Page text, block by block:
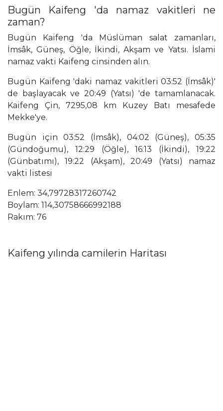
Bugün Kaifeng 'da namaz vakitleri ne
zaman?
Bugün Kaifeng 'da Müslüman salat zamanları,
İmsâk, Güneş, Öğle, İkindi, Akşam ve Yatsı. İslami
namaz vakti Kaifeng cinsinden alın.
Bugün Kaifeng 'daki namaz vakitleri 03:52 (İmsâk)'
de başlayacak ve 20:49 (Yatsı) 'de tamamlanacak.
Kaifeng Çin, 7295,08 km Kuzey Batı mesafede
Mekke'ye.
Bugün için 03:52 (İmsâk), 04:02 (Güneş), 05:35
(Gündoğumu), 12:29 (Öğle), 16:13 (İkindi), 19:22
(Günbatımı), 19:22 (Akşam), 20:49 (Yatsı) namaz
vakti listesi
Enlem: 34,79728317260742
Boylam: 114,30758666992188
Rakım: 76
Kaifeng yılında camilerin Haritası